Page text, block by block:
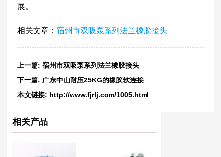
展。
相关文章： 宿州市双吸泵系列法兰橡胶接头
上一篇: 宿州市双吸泵系列法兰橡胶接头
下一篇: 广东中山耐压25KG的橡胶软连接
本文链接: http://www.fjrlj.com/1005.html
相关产品